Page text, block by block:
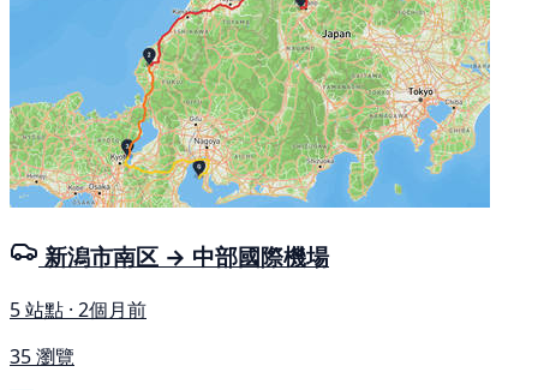
新潟市南区 → 中部國際機場
5 站點 · 2個月前
35 瀏覽